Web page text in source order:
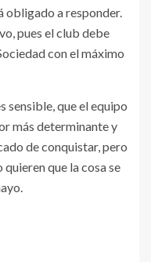
obligado a responder.
pues el club debe
con el máximo
sensible, que el equipo
más determinante y
de conquistar, pero
quieren que la cosa se